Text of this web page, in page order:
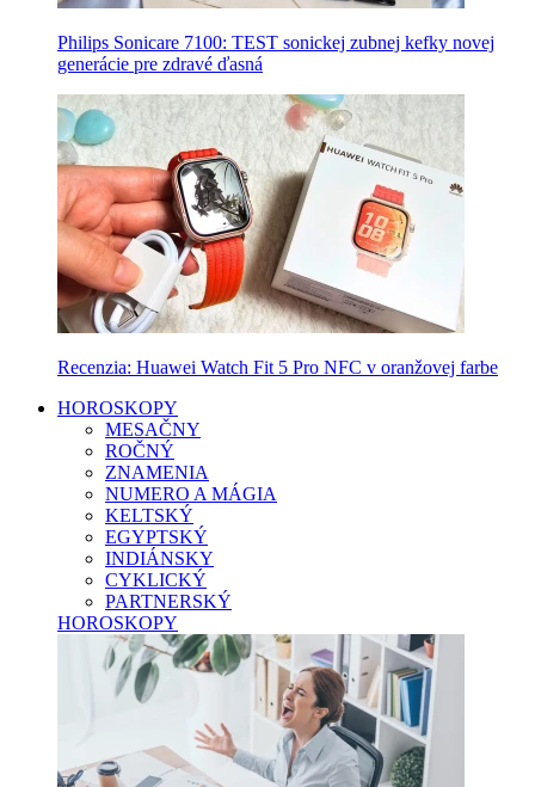
Philips Sonicare 7100: TEST sonickej zubnej kefky novej
generácie pre zdravé ďasná
Recenzia: Huawei Watch Fit 5 Pro NFC v oranžovej farbe
HOROSKOPY
MESAČNY
ROČNÝ
ZNAMENIA
NUMERO A MÁGIA
KELTSKÝ
EGYPTSKÝ
INDIÁNSKY
CYKLICKÝ
PARTNERSKÝ
HOROSKOPY